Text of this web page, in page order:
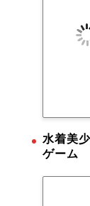
水着美
ゲーム